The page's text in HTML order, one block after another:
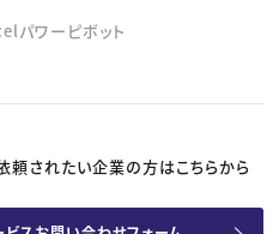
パワーピボット
されたい企業の方はこちらから